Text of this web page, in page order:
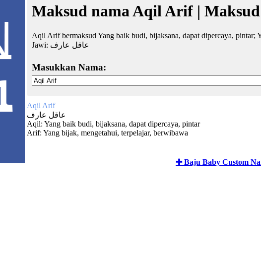
Maksud nama Aqil Arif |
Aqil Arif bermaksud Yang baik budi, bijaksana, dapat dipercaya, pintar;
Jawi: عاقل عارف
Masukkan Nama:
Aqil Arif
عاقل عارف
Aqil: Yang baik budi, bijaksana, dapat dipercaya, pintar
Arif: Yang bijak, mengetahui, terpelajar, berwibawa
✚ Baju Baby Custom